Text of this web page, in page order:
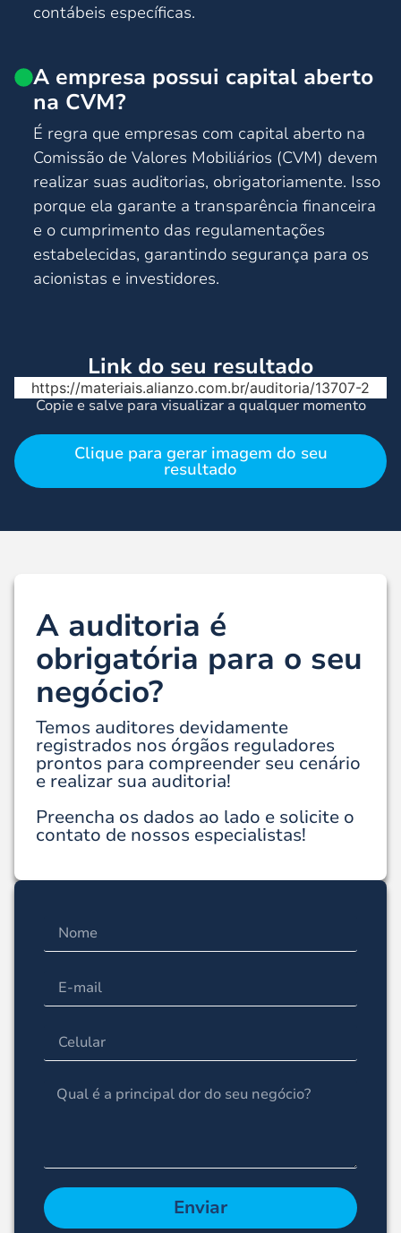
contábeis específicas.
A empresa possui capital aberto
na CVM?
É regra que empresas com capital aberto na
Comissão de Valores Mobiliários (CVM) devem
realizar suas auditorias, obrigatoriamente. Isso
porque ela garante a transparência financeira
e o cumprimento das regulamentações
estabelecidas, garantindo segurança para os
acionistas e investidores.
Link do seu resultado
https://materiais.alianzo.com.br/auditoria/13707-2
Copie e salve para visualizar a qualquer momento
Clique para gerar imagem do seu
resultado
A auditoria é
obrigatória para o seu
negócio?
Temos auditores devidamente
registrados nos órgãos reguladores
prontos para compreender seu cenário
e realizar sua auditoria!
Preencha os dados ao lado e solicite o
contato de nossos especialistas!
Enviar